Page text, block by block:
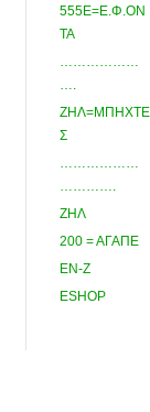
555Ε=Ε.Φ.ΟΝ
ΤΑ
………………
….
ΖΗΛ=ΜΠΗΧΤΕ
Σ
………………
………….
ΖΗΛ
200 = ΑΓΑΠΕ
ΕΝ-Ζ
ESHOP